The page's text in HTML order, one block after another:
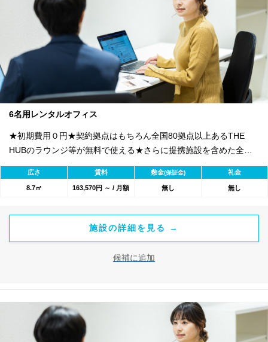
6名用レンタルオフィス
★初期費用０円★契約拠点はもちろん全国80拠点以上あるTHE
HUBのラウンジ等が無料で使える★さらに提携施設を含めた全
1800のワークスペースが利用可能★
広さ 賃料 敷金(保証金) 礼金
8.7㎡ 163,570円 ～ / 月額 無し 無し
施設の詳細を見る →
候補に追加